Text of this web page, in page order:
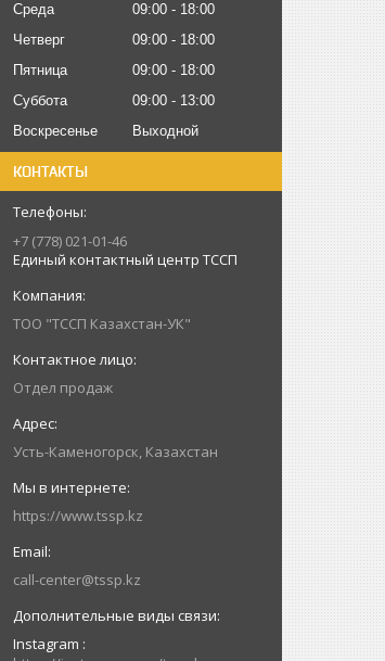
Среда
09:00
18:00
Четверг
09:00
18:00
Пятница
09:00
18:00
Суббота
09:00
13:00
Воскресенье
Выходной
КОНТАКТЫ
+7 (778) 021-01-46
Единый контактный центр ТССП
ТОО "ТССП Казахстан-УК"
Отдел продаж
Усть-Каменогорск, Казахстан
https://www.tssp.kz
call-center@tssp.kz
Instagram